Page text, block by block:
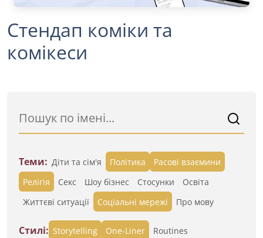
Стендап коміки та
комікеси
Теми: Діти та сім'я Політика
Расові взаємини
Релігія
Секс Шоу бізнес Стосунки
Освіта
Життєві ситуації
Cоціальні мережі Про мову
Стилі: Storytelling One-Liner
Routines